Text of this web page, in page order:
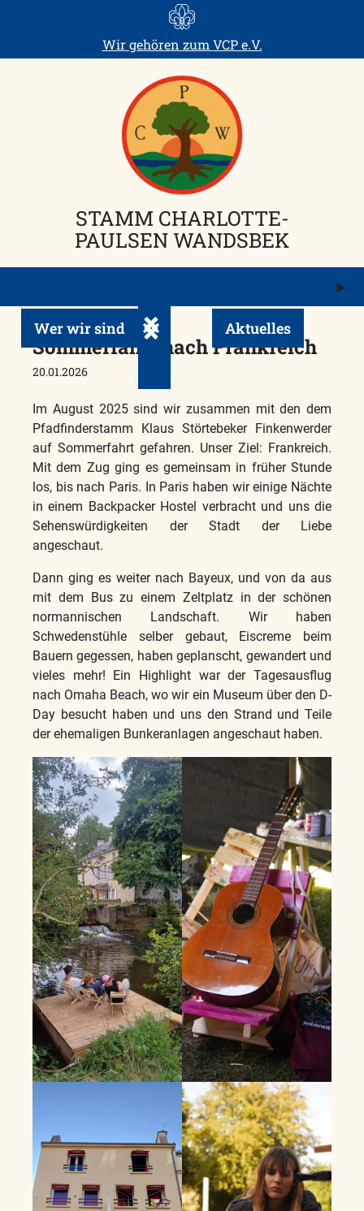
Wir gehören zum VCP e.V.
STAMM CHARLOTTE-
PAULSEN WANDSBEK
Wer wir sind Untermenü ein-/ausklappen
Aktuelles
Sommerfahrt nach Frankreich
20.01.2026
Im August 2025 sind wir zusammen mit den dem
Pfadfinderstamm Klaus Störtebeker Finkenwerder
auf Sommerfahrt gefahren. Unser Ziel: Frankreich.
Mit dem Zug ging es gemeinsam in früher Stunde
los, bis nach Paris. In Paris haben wir einige Nächte
in einem Backpacker Hostel verbracht und uns die
Sehenswürdigkeiten der Stadt der Liebe
angeschaut.
Dann ging es weiter nach Bayeux, und von da aus
mit dem Bus zu einem Zeltplatz in der schönen
normannischen Landschaft. Wir haben
Schwedenstühle selber gebaut, Eiscreme beim
Bauern gegessen, haben geplanscht, gewandert und
vieles mehr! Ein Highlight war der Tagesausflug
nach Omaha Beach, wo wir ein Museum über den D-
Day besucht haben und uns den Strand und Teile
der ehemaligen Bunkeranlagen angeschaut haben.